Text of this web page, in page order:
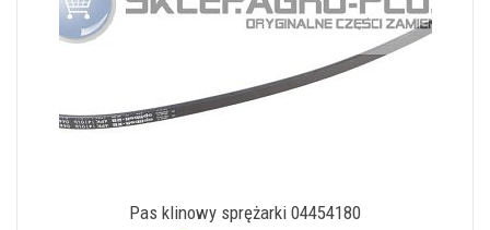
Pas klinowy sprężarki 04454180